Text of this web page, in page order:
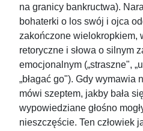
na granicy bankructwa).
bohaterki o los swój i ojca
zakończone wielokropkiem,
retoryczne i słowa o silnym
emocjonalnym („straszne",
„błagać go"). Gdy wymawia
mówi szeptem, jakby bała
wypowiedziane głośno
nieszczęście. Ten człowiek